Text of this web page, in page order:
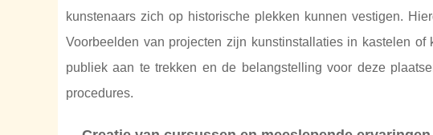
kunstenaars zich op historische plekken kunnen vestigen.
Voorbeelden van projecten zijn kunstinstallaties in kastelen
publiek aan te trekken en de belangstelling voor deze
procedures.